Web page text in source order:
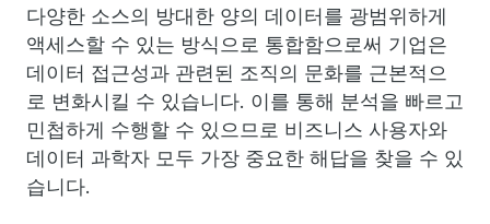
다양한 소스의 방대한 양의 데이터를 광범위하게
액세스할 수 있는 방식으로 통합함으로써 기업은
데이터 접근성과 관련된 조직의 문화를 근본적으
로 변화시킬 수 있습니다. 이를 통해 분석을 빠르고
민첩하게 수행할 수 있으므로 비즈니스 사용자와
데이터 과학자 모두 가장 중요한 해답을 찾을 수 있
습니다.